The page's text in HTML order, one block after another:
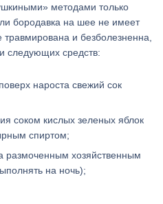
методами только
бородавка на шее не имеет
и безболезненна,
следующих средств:
нароста свежий сок
соком кислых зеленых яблок
спиртом;
размоченным хозяйственным
на ночь);